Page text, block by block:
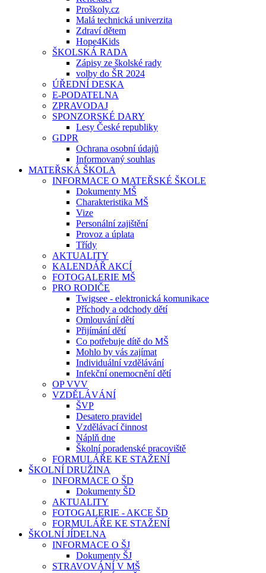
Proškoly.cz
Malá technická univerzita
Zdraví dětem
Hope4Kids
ŠKOLSKÁ RADA
Zápisy ze školské rady
volby do ŠR 2024
ÚŘEDNÍ DESKA
E-PODATELNA
ZPRAVODAJ
SPONZORSKÉ DARY
Lesy České republiky
GDPR
Ochrana osobní údajů
Informovaný souhlas
MATEŘSKÁ ŠKOLA
INFORMACE O MATEŘSKÉ ŠKOLE
Dokumenty MŠ
Charakteristika MŠ
Vize
Personální zajištění
Provoz a úplata
Třídy
AKTUALITY
KALENDÁŘ AKCÍ
FOTOGALERIE MŠ
PRO RODIČE
Twigsee - elektronická komunikace
Příchody a odchody dětí
Omlouvání dětí
Přijímání dětí
Co potřebuje dítě do MŠ
Mohlo by vás zajímat
Individuální vzdělávání
Infekční onemocnění dětí
OP VVV
VZDĚLÁVÁNÍ
ŠVP
Desatero pravidel
Vzdělávací činnost
Náplň dne
Školní poradenské pracoviště
FORMULÁŘE KE STAŽENÍ
ŠKOLNÍ DRUŽINA
INFORMACE O ŠD
Dokumenty ŠD
AKTUALITY
FOTOGALERIE - AKCE ŠD
FORMULÁŘE KE STAŽENÍ
ŠKOLNÍ JÍDELNA
INFORMACE O ŠJ
Dokumenty ŠJ
STRAVOVÁNÍ V MŠ